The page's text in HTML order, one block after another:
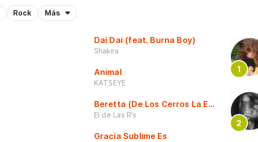
Rock Más
Dai Dai (feat. Burna Boy)
Shakira
Animal
KATSEYE
Beretta (De Los Cerros La Escuela)
El de Las R's
Gracia Sublime Es